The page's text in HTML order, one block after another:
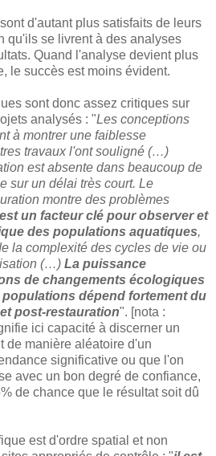
d'autant plus satisfaits de leurs
qu'ils se livrent à des analyses
Quand l'analyse devient plus
le succès est moins évident.
sont donc assez critiques sur
analysés : "Les conceptions
à montrer une faiblesse
travaux l'ont souligné (…)
est absente dans beaucoup de
sur un délai très court. Le
montre des problèmes
un facteur clé pour observer et
des populations aquatiques,
la complexité des cycles de vie ou
(…) La puissance
de changements écologiques
dépend fortement du
post-restauration". [nota :
ici capacité à discerner un
de manière aléatoire d'un
significative ou que l'on
avec un bon degré de confiance,
de chance que le résultat soit dû
est d'ordre spatial et non